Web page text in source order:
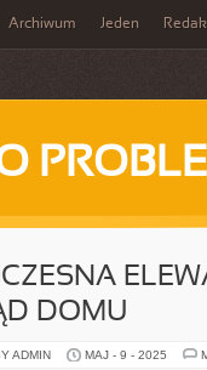
Archiwum Jeden
DOMU
ADMIN MAJ - 9 - 2025